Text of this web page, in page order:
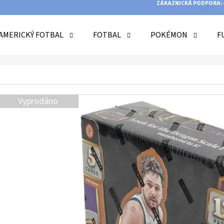
ZÁKAZNICKÁ PODPORA:
FOTBAL FOTBAL POKÉMON
Vyprodáno HLEDAT
DOPORUČUJEME